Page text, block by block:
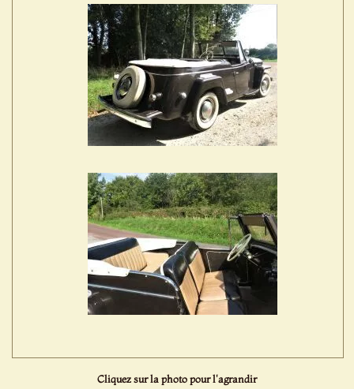
Cliquez sur la photo pour l'agrandir